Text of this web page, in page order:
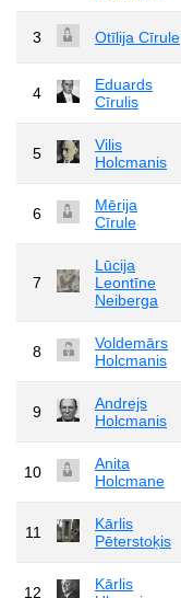
3 Otīlija Cīrule
4
Eduards
Cīrulis
5
Vilis
Holcmanis
6
Mērija
Cīrule
7
Lūcija
Leontīne
Neiberga
8
Voldemārs
Holcmanis
9
Andrejs
Holcmanis
10
Anita
Holcmane
11
Kārlis
Pēterstoķis
12
Kārlis